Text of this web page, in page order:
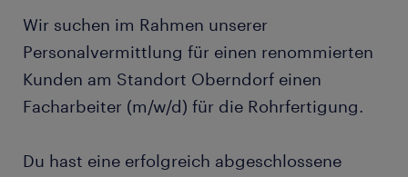
Wir suchen im Rahmen unserer
Personalvermittlung für einen renommierten
Kunden am Standort Oberndorf einen
Facharbeiter (m/w/d) für die Rohrfertigung.
Du hast eine erfolgreich abgeschlossene